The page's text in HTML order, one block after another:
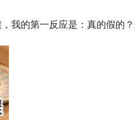
我的第一反应是：真的假的